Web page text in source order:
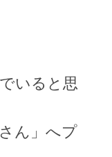
いると思
ん」へプ